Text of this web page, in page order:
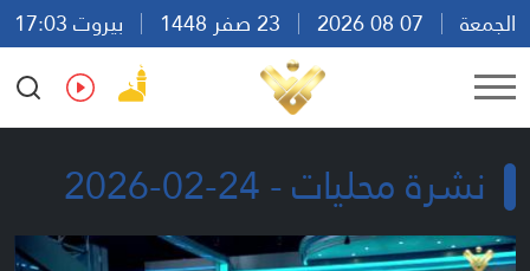
الجمعة
بيروت 17:03
Ar
En Fr Es
نشرة محليات - 24-02-2026